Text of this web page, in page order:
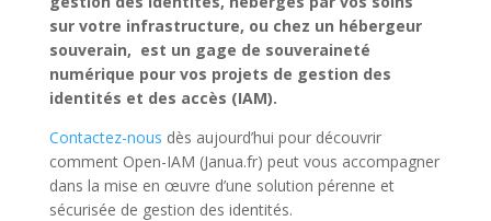
sur votre infrastructure, ou chez un hébergeur
souverain, est un gage de souveraineté
numérique pour vos projets de gestion des
identités et des accès (IAM).
Contactez-nous dès aujourd’hui pour découvrir
comment Open-IAM (Janua.fr) peut vous accompagner
dans la mise en œuvre d’une solution pérenne et
sécurisée de gestion des identités.